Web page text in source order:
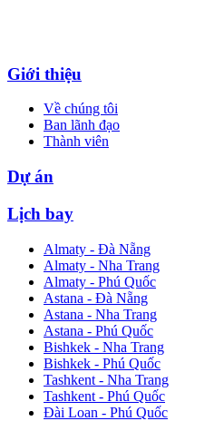
Giới thiệu
Về chúng tôi
Ban lãnh đạo
Thành viên
Dự án
Lịch bay
Almaty - Đà Nẵng
Almaty - Nha Trang
Almaty - Phú Quốc
Astana - Đà Nẵng
Astana - Nha Trang
Astana - Phú Quốc
Bishkek - Nha Trang
Bishkek - Phú Quốc
Tashkent - Nha Trang
Tashkent - Phú Quốc
Đài Loan - Phú Quốc